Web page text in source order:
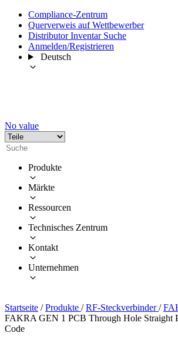
Compliance-Zentrum
Querverweis auf Wettbewerber
Distributor Inventar Suche
Anmelden/Registrieren
Deutsch
No value
Produkte
Märkte
Ressourcen
Technisches Zentrum
Kontakt
Unternehmen
Startseite / Produkte / RF-Steckverbinder/
FAKRA GEN 1 PCB Through Hole Straight
Code